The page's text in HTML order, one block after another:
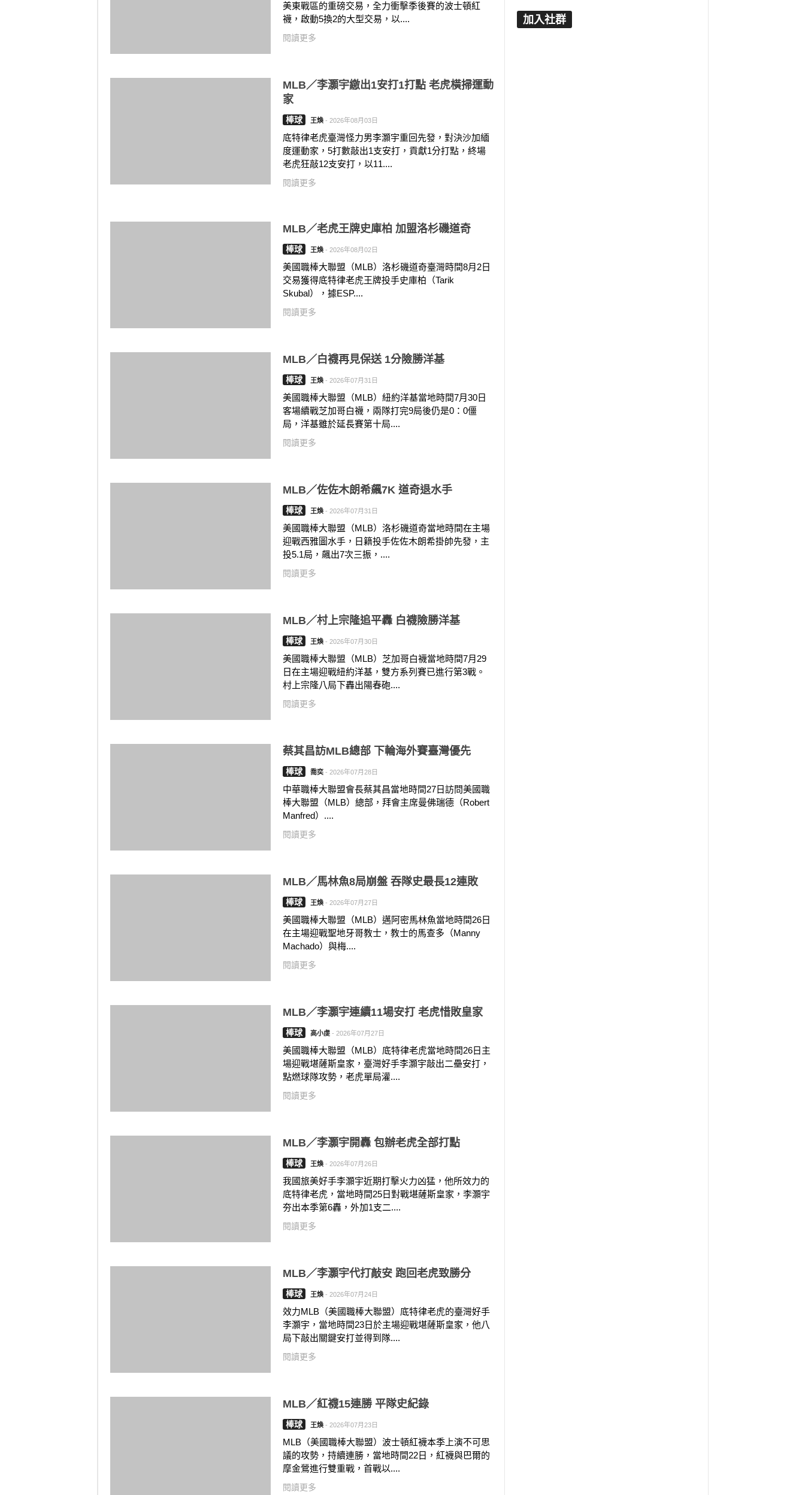
美東戰區的重磅交易，全力衝擊季後賽的波士頓紅
襪，啟動5換2的大型交易，以....
閱讀更多
MLB／李灝宇繳出1安打1打點 老虎橫掃運動
家
棒球 王煥 - 2026年08月03日
底特律老虎臺灣怪力男李灝宇重回先發，對決沙加緬
度運動家，5打數敲出1支安打，貢獻1分打點，終場
老虎狂敲12支安打，以11....
閱讀更多
MLB／老虎王牌史庫柏 加盟洛杉磯道奇
棒球 王煥 - 2026年08月02日
美國職棒大聯盟（MLB）洛杉磯道奇臺灣時間8月2日
交易獲得底特律老虎王牌投手史庫柏（Tarik
Skubal），據ESP....
閱讀更多
MLB／白襪再見保送 1分險勝洋基
棒球 王煥 - 2026年07月31日
美國職棒大聯盟（MLB）紐約洋基當地時間7月30日
客場續戰芝加哥白襪，兩隊打完9局後仍是0：0僵
局，洋基雖於延長賽第十局....
閱讀更多
MLB／佐佐木朗希飆7K 道奇退水手
棒球 王煥 - 2026年07月31日
美國職棒大聯盟（MLB）洛杉磯道奇當地時間在主場
迎戰西雅圖水手，日籍投手佐佐木朗希掛帥先發，主
投5.1局，飆出7次三振，....
閱讀更多
MLB／村上宗隆追平轟 白襪險勝洋基
棒球 王煥 - 2026年07月30日
美國職棒大聯盟（MLB）芝加哥白襪當地時間7月29
日在主場迎戰紐約洋基，雙方系列賽已進行第3戰。
村上宗隆八局下轟出陽春砲....
閱讀更多
蔡其昌訪MLB總部 下輪海外賽臺灣優先
棒球 喬奕 - 2026年07月28日
中華職棒大聯盟會長蔡其昌當地時間27日訪問美國職
棒大聯盟（MLB）總部，拜會主席曼佛瑞德（Robert
Manfred）....
閱讀更多
MLB／馬林魚8局崩盤 吞隊史最長12連敗
棒球 王煥 - 2026年07月27日
美國職棒大聯盟（MLB）邁阿密馬林魚當地時間26日
在主場迎戰聖地牙哥教士，教士的馬查多（Manny
Machado）與梅....
閱讀更多
MLB／李灝宇連續11場安打 老虎惜敗皇家
棒球 高小虔 - 2026年07月27日
美國職棒大聯盟（MLB）底特律老虎當地時間26日主
場迎戰堪薩斯皇家，臺灣好手李灝宇敲出二壘安打，
點燃球隊攻勢，老虎單局灌....
閱讀更多
MLB／李灝宇開轟 包辦老虎全部打點
棒球 王煥 - 2026年07月26日
我國旅美好手李灝宇近期打擊火力凶猛，他所效力的
底特律老虎，當地時間25日對戰堪薩斯皇家，李灝宇
夯出本季第6轟，外加1支二....
閱讀更多
MLB／李灝宇代打敲安 跑回老虎致勝分
棒球 王煥 - 2026年07月24日
效力MLB（美國職棒大聯盟）底特律老虎的臺灣好手
李灝宇，當地時間23日於主場迎戰堪薩斯皇家，他八
局下敲出關鍵安打並得到隊....
閱讀更多
MLB／紅襪15連勝 平隊史紀錄
棒球 王煥 - 2026年07月23日
MLB（美國職棒大聯盟）波士頓紅襪本季上演不可思
議的攻勢，持續連勝，當地時間22日，紅襪與巴爾的
摩金鶯進行雙重戰，首戰以....
閱讀更多
加入社群